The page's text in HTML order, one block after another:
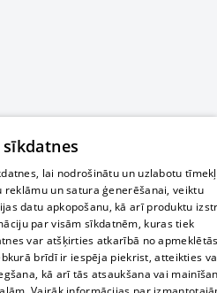
lai nodrošinātu un uzlabotu
un satura ģenerēšanai, veiktu
datu apkopošanu, kā arī produktu
par visām sīkdatnēm, kuras tiek
var atšķirties atkarībā no
brīdī ir iespēja piekrist, atteikties
kā arī tās atsaukšana vai